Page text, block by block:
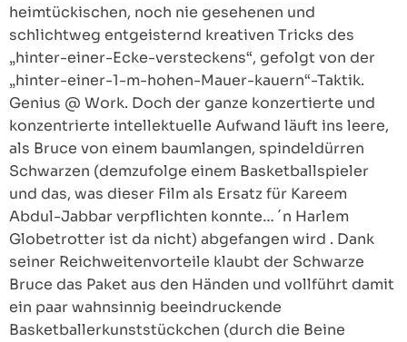
heimtückischen, noch nie gesehenen und
schlichtweg entgeisternd kreativen Tricks des
„hinter-einer-Ecke-versteckens“, gefolgt von der
„hinter-einer-1-m-hohen-Mauer-kauern“-Taktik.
Genius @ Work. Doch der ganze konzertierte und
konzentrierte intellektuelle Aufwand läuft ins leere,
als Bruce von einem baumlangen, spindeldürren
Schwarzen (demzufolge einem Basketballspieler
und das, was dieser Film als Ersatz für Kareem
Abdul-Jabbar verpflichten konnte… ´n Harlem
Globetrotter ist da nicht) abgefangen wird . Dank
seiner Reichweitenvorteile klaubt der Schwarze
Bruce das Paket aus den Händen und vollführt damit
ein paar wahnsinnig beeindruckende
Basketballerkunststückchen (durch die Beine